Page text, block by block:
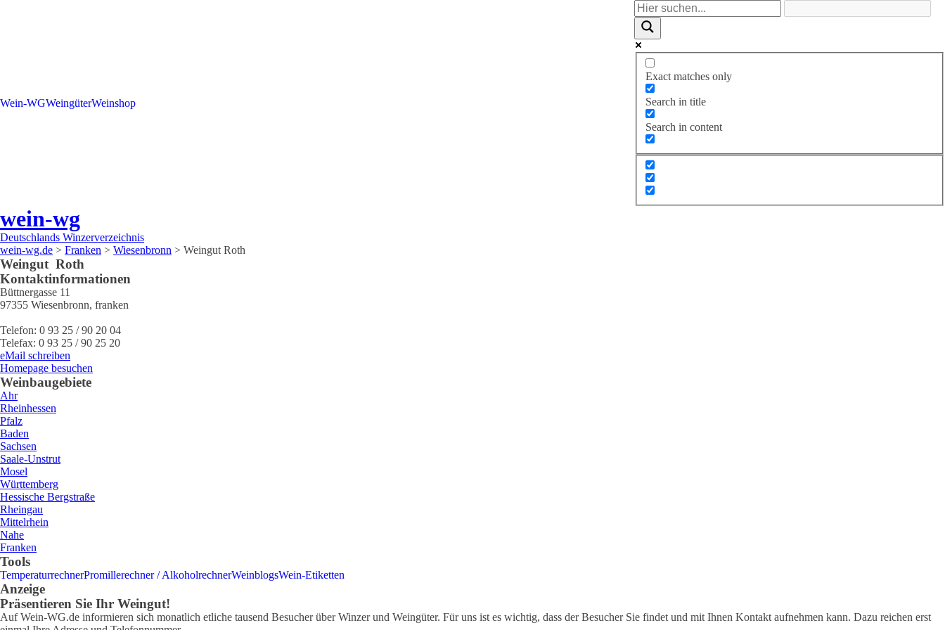
Wein-WGWeingüterWeinshop
Exact matches only
Search in title
Search in content
wein-wg
Deutschlands Winzerverzeichnis
wein-wg.de > Franken > Wiesenbronn > Weingut Roth
Weingut Roth
Kontaktinformationen
Büttnergasse 11
97355 Wiesenbronn, franken
Telefon: 0 93 25 / 90 20 04
Telefax: 0 93 25 / 90 25 20
eMail schreiben
Homepage besuchen
Weinbaugebiete
Ahr
Rheinhessen
Pfalz
Baden
Sachsen
Saale-Unstrut
Mosel
Württemberg
Hessische Bergstraße
Rheingau
Mittelrhein
Nahe
Franken
Tools
TemperaturrechnerPromillerechner / AlkoholrechnerWeinblogsWein-Etiketten
Anzeige
Präsentieren Sie Ihr Weingut!
Auf Wein-WG.de informieren sich monatlich etliche tausend Besucher über Winzer und Weingüter. Für uns ist es wichtig, dass der Besucher Sie findet und mit Ihnen Kontakt aufnehmen kann. Dazu reichen erst